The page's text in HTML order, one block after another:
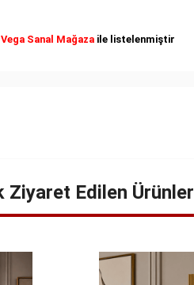
Vega Sanal Mağaza ile listelenmiştir
Ziyaret Edilen Ürünler